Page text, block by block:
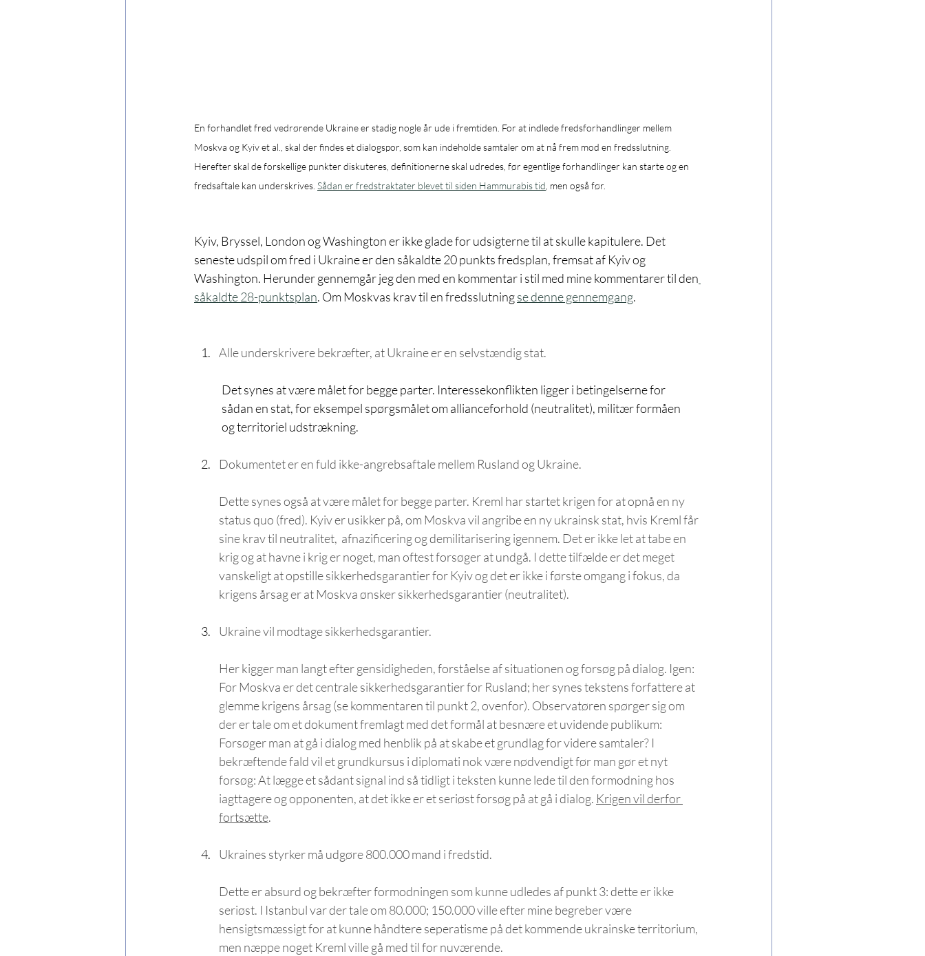
En forhandlet fred vedrørende Ukraine er stadig nogle år ude i fremtiden. For at indlede fredsforhandlinger mellem
Moskva og Kyiv et al., skal der findes et dialogspor, som kan indeholde samtaler om at nå frem mod en fredsslutning.
Herefter skal de forskellige punkter diskuteres, definitionerne skal udredes, før egentlige forhandlinger kan starte og en
fredsaftale kan underskrives. Sådan er fredstraktater blevet til siden Hammurabis tid , men også før.
Kyiv, Bryssel, London og Washington er ikke glade for udsigterne til at skulle kapitulere. Det
seneste udspil om fred i Ukraine er den såkaldte 20 punkts fredsplan, fremsat af Kyiv og
Washington. Herunder gennemgår jeg den med en kommentar i stil med mine kommentarer til den
såkaldte 28-punktsplan. Om Moskvas krav til en fredsslutning se denne gennemgang.
Alle underskrivere bekræfter, at Ukraine er en selvstændig stat.
	og territoriel udstrækning.
Dokumentet er en fuld ikke-angrebsaftale mellem Rusland og Ukraine.
Dette synes også at være målet for begge parter. Kreml har startet krigen for at opnå en ny
status quo (fred). Kyiv er usikker på, om Moskva vil angribe en ny ukrainsk stat, hvis Kreml får
sine krav til neutralitet,  afnazificering og demilitarisering igennem. Det er ikke let at tabe en
krig og at havne i krig er noget, man oftest forsøger at undgå. I dette tilfælde er det meget
vanskeligt at opstille sikkerhedsgarantier for Kyiv og det er ikke i første omgang i fokus, da
krigens årsag er at Moskva ønsker sikkerhedsgarantier (neutralitet).
Ukraine vil modtage sikkerhedsgarantier.
Her kigger man langt efter gensidigheden, forståelse af situationen og forsøg på dialog. Igen:
For Moskva er det centrale sikkerhedsgarantier for Rusland; her synes tekstens forfattere at
glemme krigens årsag (se kommentaren til punkt 2, ovenfor). Observatøren spørger sig om
der er tale om et dokument fremlagt med det formål at besnære et uvidende publikum:
Forsøger man at gå i dialog med henblik på at skabe et grundlag for videre samtaler? I
bekræftende fald vil et grundkursus i diplomati nok være nødvendigt før man gør et nyt
forsøg: At lægge et sådant signal ind så tidligt i teksten kunne lede til den formodning hos
iagttagere og opponenten, at det ikke er et seriøst forsøg på at gå i dialog. Krigen vil derfor
fortsætte.
Ukraines styrker må udgøre 800.000 mand i fredstid.
Dette er absurd og bekræfter formodningen som kunne udledes af punkt 3: dette er ikke
seriøst. I Istanbul var der tale om 80.000; 150.000 ville efter mine begreber være
hensigtsmæssigt for at kunne håndtere seperatisme på det kommende ukrainske territorium,
men næppe noget Kreml ville gå med til for nuværende.